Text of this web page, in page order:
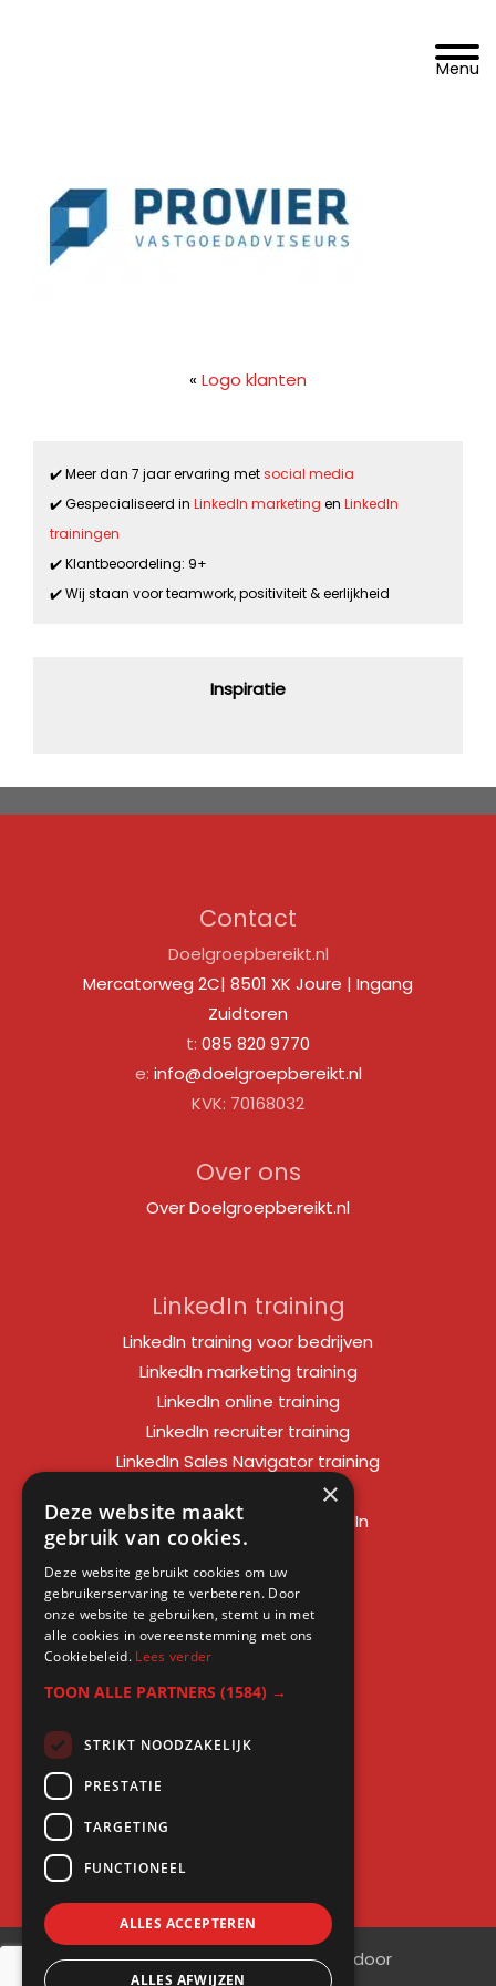
« Logo klanten
✔️ Meer dan 7 jaar ervaring metsocial media
✔️ Gespecialiseerd in LinkedIn marketing en LinkedIn
trainingen
✔️ Klantbeoordeling: 9+
✔️ Wij staan voor teamwork, positiviteit & eerlijkheid
Inspiratie
Contact
Doelgroepbereikt.nl
Mercatorweg 2C| 8501 XK Joure | Ingang
Zuidtoren
t: 085 820 9770
e: info@doelgroepbereikt.nl
KVK: 70168032
Over ons
Over Doelgroepbereikt.nl
LinkedIn training
LinkedIn training voor bedrijven
LinkedIn marketing training
LinkedIn online training
LinkedIn recruiter training
LinkedIn Sales Navigator training
LinkedIn sales training
Social media training LinkedIn
LinkedIn expert training
LinkedIn workshop
LinkedIn cursus
Cursus LinkedIn zakelijk
LinkedIn profielcheck
©2026| Website ontwikkeling door
×
Deze website maakt
gebruik van cookies.
Deze website gebruikt cookies om uw
gebruikerservaring te verbeteren. Door
onze website te gebruiken, stemt u in met
alle cookies in overeenstemming met ons
Cookiebeleid. Lees verder
TOON ALLE PARTNERS (1584) →
STRIKT NOODZAKELIJK
PRESTATIE
TARGETING
FUNCTIONEEL
ALLES ACCEPTEREN
ALLES AFWIJZEN